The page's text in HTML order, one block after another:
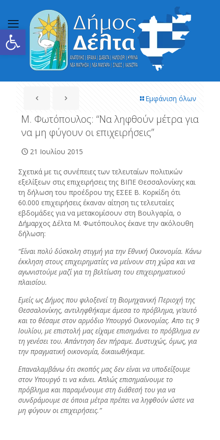
Ανοίξτε τη γραμμή εργαλείων
Εμφάνιση όλων
Μ. Φωτόπουλος: “Να ληφθούν μέτρα για
να μη φύγουν οι επιχειρήσεις”
21 Ιουλίου 2015
Σχετικά με τις συνέπειες των τελευταίων πολιτικών
εξελίξεων στις επιχειρήσεις της ΒΙΠΕ Θεσσαλονίκης και
τη δήλωση του προέδρου της ΕΣΕΕ Β. Κορκίδη ότι
60.000 επιχειρήσεις έκαναν αίτηση τις τελευταίες
εβδομάδες για να μετακομίσουν στη Βουλγαρία, ο
Δήμαρχος Δέλτα Μ. Φωτόπουλος έκανε την ακόλουθη
δήλωση:
“Είναι πολύ δύσκολη στιγμή για την Εθνική Οικονομία. Κάνω
έκκληση στους επιχειρηματίες να μείνουν στη χώρα και να
αγωνιστούμε μαζί για τη βελτίωση του επιχειρηματικού
πλαισίου.
Εμείς ως Δήμος που φιλοξενεί τη Βιομηχανική Περιοχή της
Θεσσαλονίκης, αντιληφθήκαμε άμεσα το πρόβλημα, γι’αυτό
και το θέσαμε στον αρμόδιο Υπουργό Οικονομίας. Απο τις 9
Ιουλίου, με επιστολή μας είχαμε επισημάνει το πρόβλημα εν
τη γενέσει του. Απάντηση δεν πήραμε. Δυστυχώς, όμως, για
την πραγματική οικονομία, δικαιωθήκαμε.
Επαναλαμβάνω ότι σκοπός μας δεν είναι να υποδείξουμε
στον Υπουργό τι να κάνει. Απλώς επισημαίνουμε το
πρόβλημα και παραμένουμε στη διάθεσή του για να
συνδράμουμε σε όποια μέτρα πρέπει να ληφθούν ώστε να
μη φύγουν οι επιχειρήσεις.”